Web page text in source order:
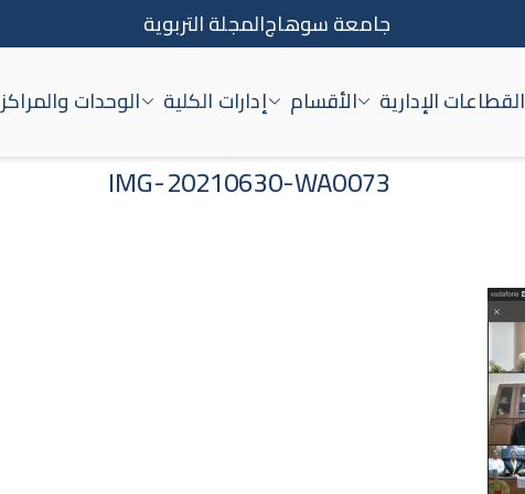
جامعة سوهاجالمجلة التربوية
القطاعات الإدارية الأقسام إدارات الكلية الوحدات والمراكز
IMG-20210630-WA0073